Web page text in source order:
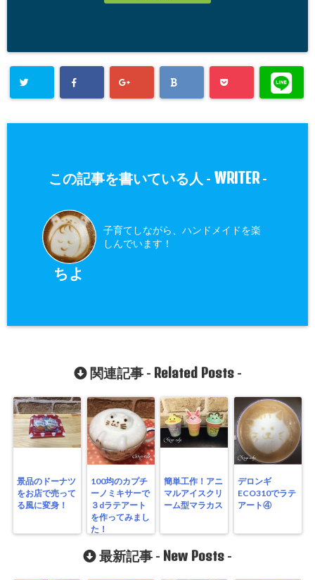
この記事を書いている人 - WRITER-
ちよ
子育てしながら、ハンドメイドを楽
しんでいます！
関連記事 - Related Posts-
景品のドーナツ
をお店で売って
る風に変身！
100均のカプチ
ーノミキサーで
３dラテアート
を作ってみまし
た！
簡単工作！アニ
マルアイスクリ
ーム型マラカス
デロンギ
ECO310でラテ
アート④
最新記事 - New Posts -